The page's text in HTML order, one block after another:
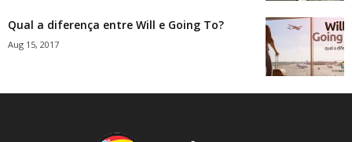
Qual a diferença entre Will e Going To?
Aug 15, 2017